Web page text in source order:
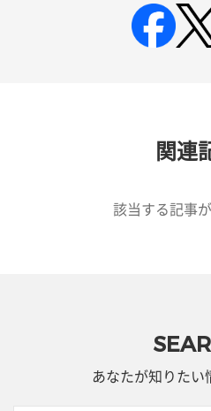
関連
該当する記事
あなたが知りたい